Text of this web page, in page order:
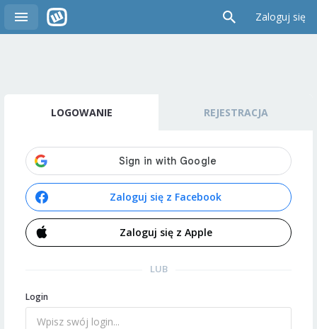
Zaloguj się
LOGOWANIE REJESTRACJA
Zaloguj się z Facebook
Zaloguj się z Apple
LUB
Login